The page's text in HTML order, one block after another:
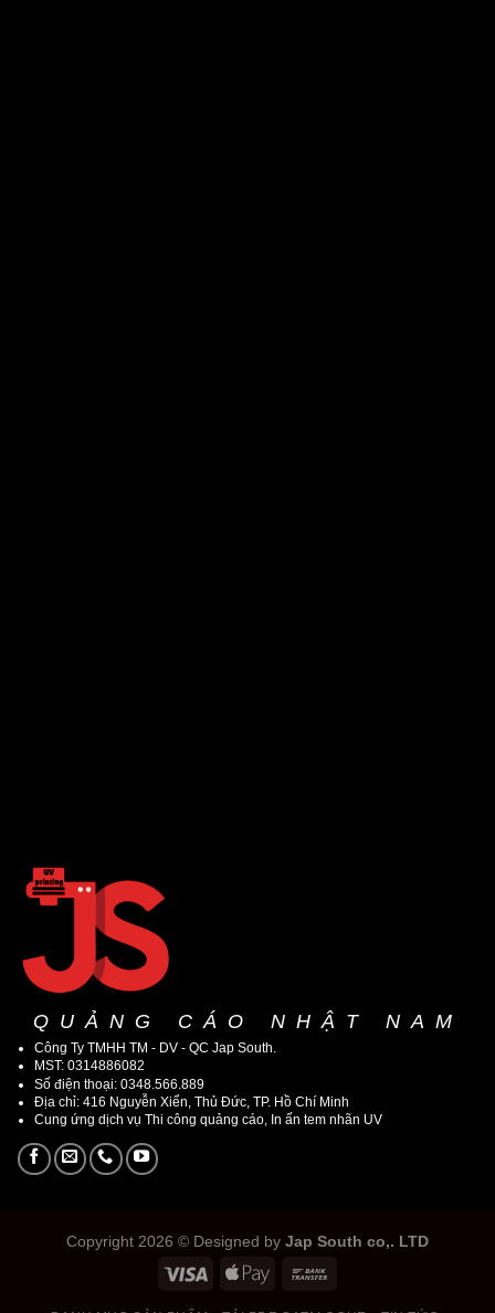
QUẢNG CÁO NHẬT NAM
Công Ty TMHH TM - DV - QC Jap South.
MST: 0314886082
Số điện thoại: 0348.566.889
Địa chỉ: 416 Nguyễn Xiển, Thủ Đức, TP. Hồ Chí Minh
Cung ứng dịch vụ Thi công quảng cáo, In ấn tem nhãn UV
Copyright 2026 © Designed by Jap South co,. LTD